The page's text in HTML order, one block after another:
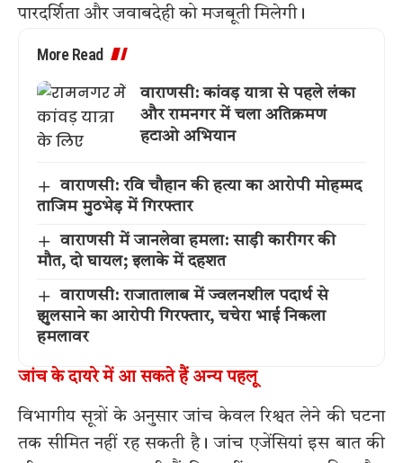
पारदर्शिता और जवाबदेही को मजबूती मिलेगी।
More Read
वाराणसी: कांवड़ यात्रा से पहले लंका
और रामनगर में चला अतिक्रमण
हटाओ अभियान
वाराणसी: रवि चौहान की हत्या का आरोपी मोहम्मद
ताजिम मुठभेड़ में गिरफ्तार
वाराणसी में जानलेवा हमला: साड़ी कारीगर की
मौत, दो घायल; इलाके में दहशत
वाराणसी: राजातालाब में ज्वलनशील पदार्थ से
झुलसाने का आरोपी गिरफ्तार, चचेरा भाई निकला
हमलावर
जांच के दायरे में आ सकते हैं अन्य पहलू
विभागीय सूत्रों के अनुसार जांच केवल रिश्वत लेने की घटना
तक सीमित नहीं रह सकती है। जांच एजेंसियां इस बात की